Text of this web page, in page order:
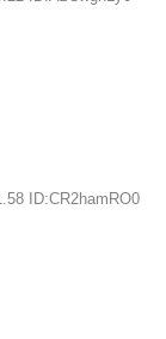
ID:CR2hamRO0